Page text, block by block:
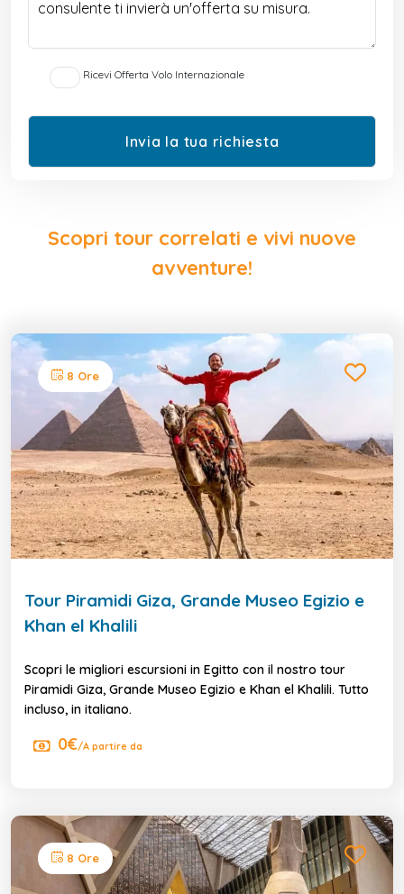
Ricevi Offerta Volo Internazionale
Scopri tour correlati e vivi nuove
avventure!
8 Ore
Tour Piramidi Giza, Grande Museo Egizio e
Khan el Khalili
Scopri le migliori escursioni in Egitto con il nostro tour
Piramidi Giza, Grande Museo Egizio e Khan el Khalili. Tutto
incluso, in italiano.
0€/A partire da
8 Ore